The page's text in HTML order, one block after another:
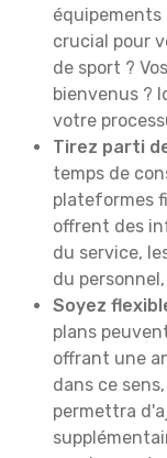
équipements
crucial pour
de sport ?
bienvenus ?
votre
Tirez parti
temps de
plateformes
offrent des
du service,
du
Soyez
plans
offrant une
dans ce
permettra